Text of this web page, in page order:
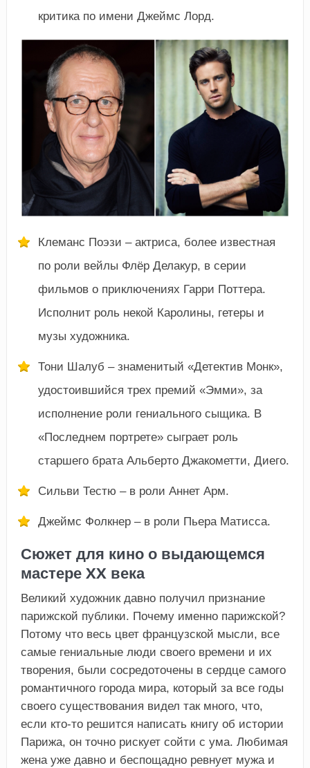
критика по имени Джеймс Лорд.
Клеманс Поэзи – актриса, более известная
по роли вейлы Флёр Делакур, в серии
фильмов о приключениях Гарри Поттера.
Исполнит роль некой Каролины, гетеры и
музы художника.
Тони Шалуб – знаменитый «Детектив Монк»,
удостоившийся трех премий «Эмми», за
исполнение роли гениального сыщика. В
«Последнем портрете» сыграет роль
старшего брата Альберто Джакометти, Диего.
Сильви Тестю – в роли Аннет Арм.
Джеймс Фолкнер – в роли Пьера Матисса.
Сюжет для кино о выдающемся
мастере XX века
Великий художник давно получил признание
парижской публики. Почему именно парижской?
Потому что весь цвет французской мысли, все
самые гениальные люди своего времени и их
творения, были сосредоточены в сердце самого
романтичного города мира, который за все годы
своего существования видел так много, что,
если кто-то решится написать книгу об истории
Парижа, он точно рискует сойти с ума. Любимая
жена уже давно и беспощадно ревнует мужа и